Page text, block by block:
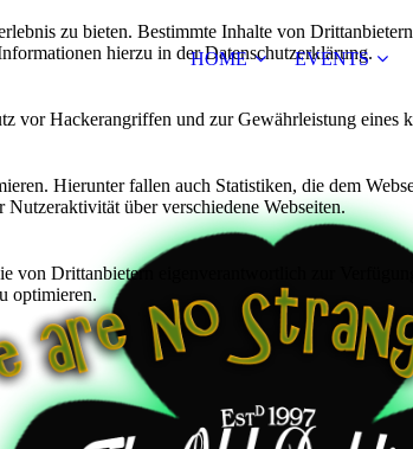
HOME EVENTS
zu bieten. Bestimmte Inhalte von
hierzu in der Datenschutzerklärung.
Hackerangriffen und zur Gewährleistung eines
Hierunter fallen auch Statistiken, die dem
über verschiedene Webseiten.
von Drittanbietern eigenverantwortlich zur
optimieren.